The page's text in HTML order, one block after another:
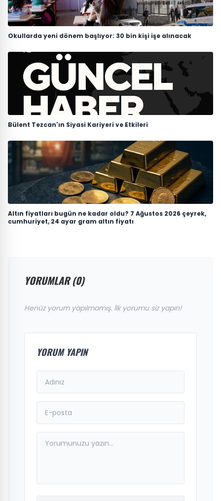
Okullarda yeni dönem başlıyor: 30 bin kişi işe alınacak
Bülent Tezcan'ın Siyasi Kariyeri ve Etkileri
Altın fiyatları bugün ne kadar oldu? 7 Ağustos 2026 çeyrek,
cumhuriyet, 24 ayar gram altın fiyatı
YORUMLAR (0)
Henüz yorum yapılmamış. İlk yorumu siz yapın!
YORUM YAPIN